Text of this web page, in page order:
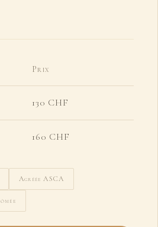
Prix
130 CHF
160 CHF
Agréée ASCA